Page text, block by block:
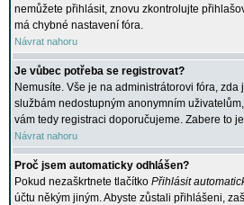
nemůžete přihlásit, znovu zkontrolujte
má chybné nastavení fóra.
Návrat nahoru
Je vůbec potřeba se registrovat?
Nemusíte. Vše je na administrátorovi fóra,
službám nedostupným anonymním
vám tedy registraci doporučujeme. Zabere to
Návrat nahoru
Proč jsem automaticky odhlášen?
Pokud nezaškrtnete tlačítko Přihlásit
účtu někým jiným. Abyste zůstali přihlášeni,